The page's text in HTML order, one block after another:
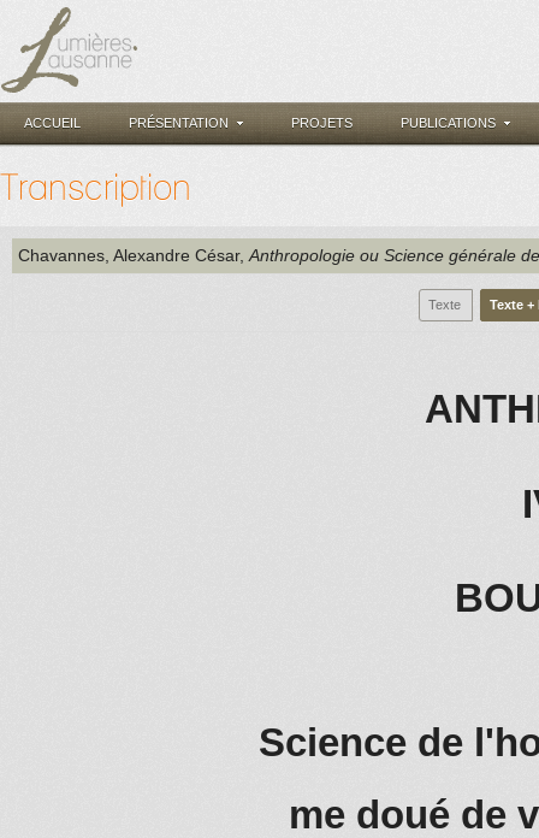
ACCUEIL PRÉSENTATION PROJETS PUBLICATIONS
Transcription
Chavannes, Alexandre César, Anthropologie ou Science générale
Texte Texte
Science de
me doué de